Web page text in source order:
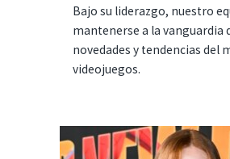
Bajo su liderazgo, nuestro
mantenerse a la vanguardia
novedades y tendencias del
videojuegos.